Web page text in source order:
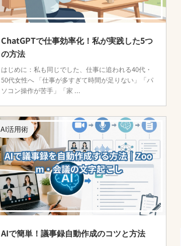
ChatGPTで仕事効率化！私が実践した5つ
の方法
はじめに：私も同じでした、仕事に追われる40代・
50代女性へ 「仕事が多すぎて時間が足りない」「パ
ソコン操作が苦手」「家 ...
AI活用術
AIで簡単！議事録自動作成のコツと方法